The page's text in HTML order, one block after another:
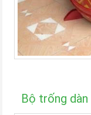
Bộ trống dàn